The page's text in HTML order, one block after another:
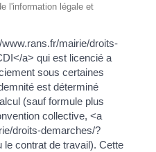
l'information légale et
mairie/droits-
a> qui est licencié a
sous certaines
est déterminé
(sauf formule plus
collective, <a
droits-demarches/?
contrat de travail). Cette